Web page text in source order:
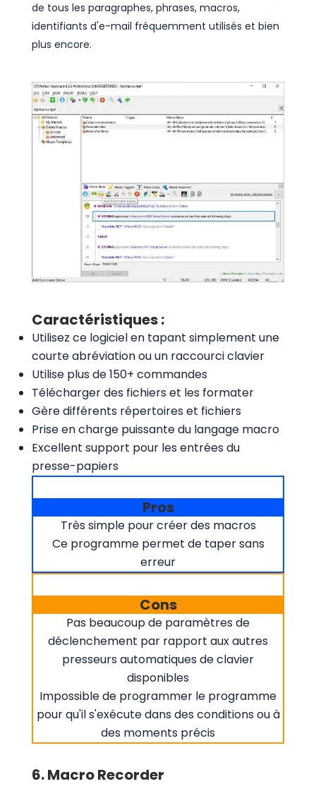
de tous les paragraphes, phrases, macros,
identifiants d'e-mail fréquemment utilisés et bien
plus encore.
Caractéristiques :
Utilisez ce logiciel en tapant simplement une
courte abréviation ou un raccourci clavier
Utilise plus de 150+ commandes
Télécharger des fichiers et les formater
Gère différents répertoires et fichiers
Prise en charge puissante du langage macro
Excellent support pour les entrées du
presse-papiers
Pros
Très simple pour créer des macros
Ce programme permet de taper sans
erreur
Cons
Pas beaucoup de paramètres de
déclenchement par rapport aux autres
presseurs automatiques de clavier
disponibles
Impossible de programmer le programme
pour qu'il s'exécute dans des conditions ou à
des moments précis
6. Macro Recorder